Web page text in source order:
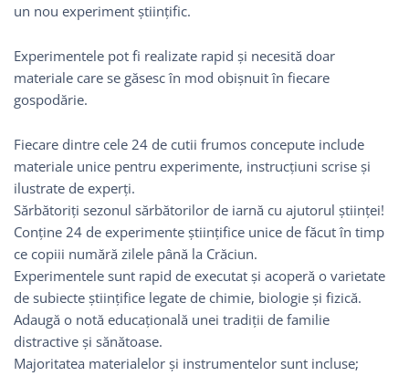
un nou experiment științific.
Experimentele pot fi realizate rapid și necesită doar
materiale care se găsesc în mod obișnuit în fiecare
gospodărie.
Fiecare dintre cele 24 de cutii frumos concepute include
materiale unice pentru experimente, instrucțiuni scrise și
ilustrate de experți.
Sărbătoriți sezonul sărbătorilor de iarnă cu ajutorul științei!
Conține 24 de experimente științifice unice de făcut în timp
ce copiii numără zilele până la Crăciun.
Experimentele sunt rapid de executat și acoperă o varietate
de subiecte științifice legate de chimie, biologie și fizică.
Adaugă o notă educațională unei tradiții de familie
distractive și sănătoase.
Majoritatea materialelor și instrumentelor sunt incluse;